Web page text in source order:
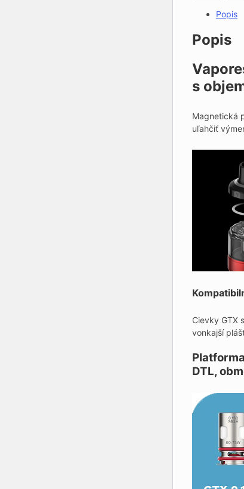
Popis
Popis
s
Magnetická
uľahčiť
Cievky GTX
vonkajší
DTL,